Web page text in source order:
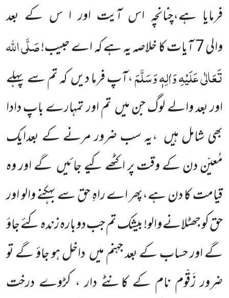
فرمایا ہے،چنانچہ اس آیت اور ا س کے بعد
والی7آیات کا خلاصہ یہ ہے کہ اے حبیب!صَلَّی اللہ
تَعَالٰی عَلَیْہِ وَاٰلِہٖ وَسَلَّمَ،آپ فرما دیں کہ تم سے پہلے
اور بعد والے لوگ جن میں تم اور تمہارے باپ دادا
بھی شامل ہیں ،یہ سب ضرور مرنے کے بعدایک
مُعیّن دن کے وقت پر اکٹھے کیے جائیں گے اور وہ
قیامت کا دن ہے،پھر اے راہِ حق سے بہکنے والو اور
حق کو جھٹلانے والو! بیشک تم جب دوبارہ زندہ کئے جاؤ
گے اور حساب کے بعد جہنم میں داخل ہو جاؤ گے تو
ضرور زَقّوم نام کے کانٹے دار ، کڑوے درخت